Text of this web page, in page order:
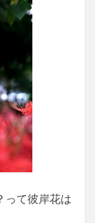
って彼岸花は